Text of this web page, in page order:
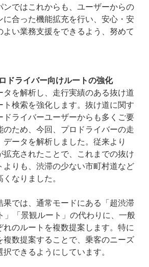
ではこれからも、ユーザーからの
に合った機能拡充を行い、安心・安
い業務支援をできるよう、努めて
ライバー向けルートの強化
タを解析し、走行実績のある抜け道
ト検索を強化します。抜け道に関す
ドライバーユーザーからも多くご要
のため、今回、プロドライバーの走
ータを解析しました。従来より
拡充されたことで、これまでの抜け
よりも、渋滞の少ない市町村道など
なりました。
果では、通常モードにある「超渋滞
」「景観ルート」の代わりに、一般
れのルートを複数提案します。特に
複数提案することで、乗客のニーズ
できるようにしています。